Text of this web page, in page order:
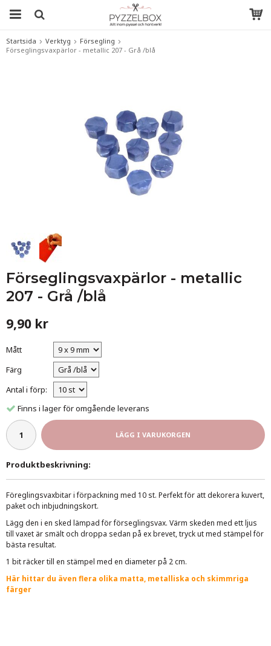
Startsida Verktyg
Försegling
Förseglingsvaxpärlor - metallic 207 - Grå /blå
Förseglingsvaxpärlor - metallic
207 - Grå /blå
9,90 kr
Mått
Färg
Antal i förp:
Finns i lager för omgående leverans
LÄGG I VARUKORGEN
Produktbeskrivning:
Föreglingsvaxbitar i förpackning med 10 st. Perfekt för att dekorera kuvert,
paket och inbjudningskort.
Lägg den i en sked lämpad för förseglingsvax. Värm skeden med ett ljus
till vaxet är smält och droppa sedan på ex brevet, tryck ut med stämpel för
bästa resultat.
1 bit räcker till en stämpel med en diameter på 2 cm.
Här hittar du även flera olika matta, metalliska och skimmriga
färger